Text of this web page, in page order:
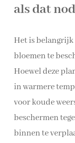
als dat
Het is
bloemen te
Hoewel deze
in warmere
voor koude
beschermen
binnen te